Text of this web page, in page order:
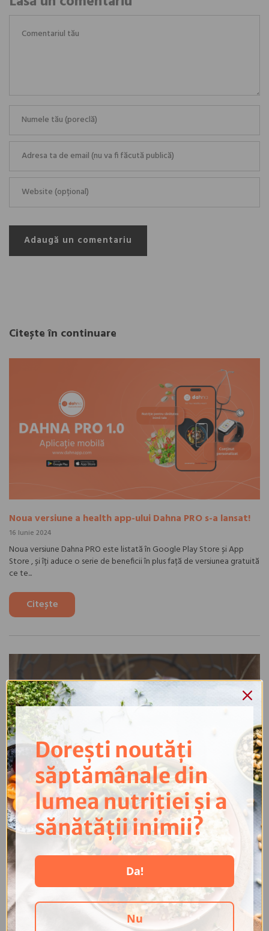
Adaugă un comentariu
Citește în continuare
Noua versiune a health app-ului Dahna PRO s-a lansat!
16 Iunie 2024
Noua versiune Dahna PRO este listată în Google Play Store și App
Store , și îți aduce o serie de beneficii în plus față de versiunea gratuită
ce te...
Citește
Ouăle – le consumăm sau le evităm?
18 Aprilie 2024
Se apropie Paștele, și cu toții ne pregătim de mesele bogate în
familie de la care este, evident, de nelipsit oul roșu. Și totuși, ce ne
spun cercetările despre consumul acestui...
Dorești noutăți
săptămânale din
lumea nutriției și a
sănătății inimii?
Da!
Nu